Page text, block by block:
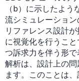
（b）に示したよ
流シミュレーショ
リファレンス設計
に視覚化を行うこ
つ訴求力を伴う形
解析は、設計上の
ます。このことは